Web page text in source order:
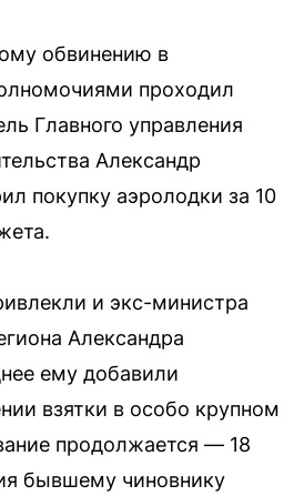
обвинению в
проходил
Главного управления
Александр
покупку аэролодки за 10
и экс-министра
Александра
ему добавили
взятки в особо крупном
продолжается — 18
бывшему чиновнику